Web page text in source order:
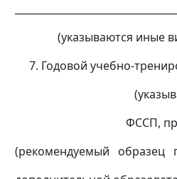
(указываются иные
7. Годовой учебно-
(указывается с
ФССП,
(рекомендуемый образец